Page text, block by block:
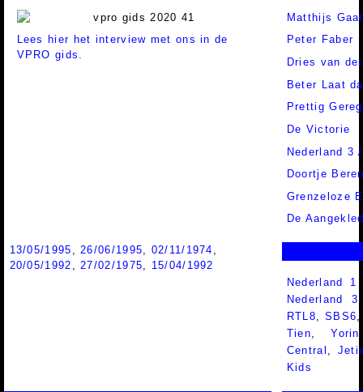
Lees hier het interview met ons in de
VPRO gids.
Matthijs
Peter Faber
Dries van
Beter Laat
Prettig
De Victorie
Nederland 3
Doortje
Grenzeloze
De
13/05/1995 26/06/1995 02/11/1974
20/05/1992
27/02/1975
15/04/1992
Nederland
Nederland
RTL8 ,SBS6
Tien ,Yorin
Central
Kids